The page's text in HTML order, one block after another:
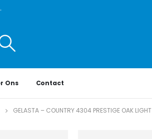
Ons Contact
GELASTA – COUNTRY 4304 PRESTIGE OAK LIGHT